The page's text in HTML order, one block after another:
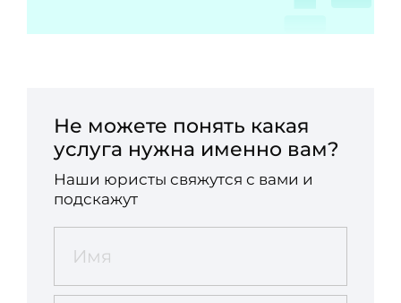
Не можете понять какая
услуга нужна именно вам?
Наши юристы свяжутся с вами и
подскажут